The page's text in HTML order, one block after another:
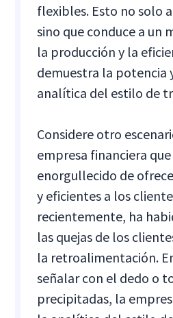
flexibles. Esto no solo
sino que conduce a un
la producción y la
demuestra la potencia
analítica del estilo de
Considere otro
empresa financiera
enorgullecido de
y eficientes a los
recientemente, ha
las quejas de los
la retroalimentación.
señalar con el dedo o
precipitadas, la